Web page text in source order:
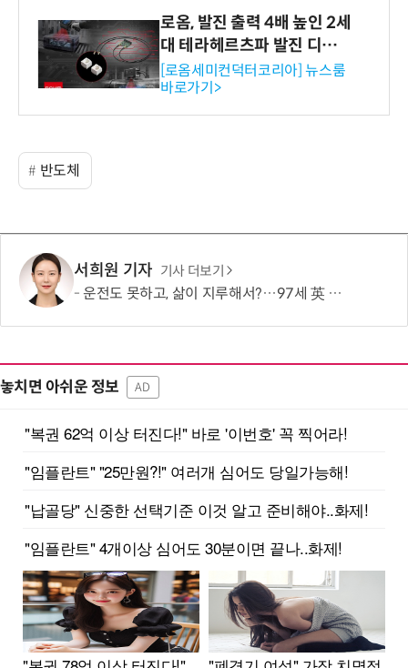
로옴, 발진 출력 4배 높인 2세
대 테라헤르츠파 발진 디바이
스 개발
[로옴세미컨덕터코리아] 뉴스룸
바로가기>
반도체
서희원 기자 기사 더보기
운전도 못하고, 삶이 지루해서?…97세 英 할머니, 비행기 날개에 매달렸다
놓치면 아쉬운 정보 AD